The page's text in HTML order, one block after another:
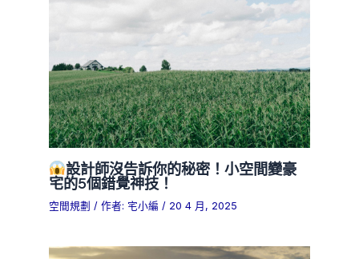
設計師沒告訴你的秘密！小空間變豪
宅的5個錯覺神技！
空間規劃 / 作者: 宅小編 / 20 4 月, 2025